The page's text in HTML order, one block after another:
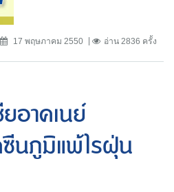
17 พฤษภาคม 2550 อ่าน 2836 ครั้ง
ยอาคเนย์
นภูมิแพ้ไรฝุ่น